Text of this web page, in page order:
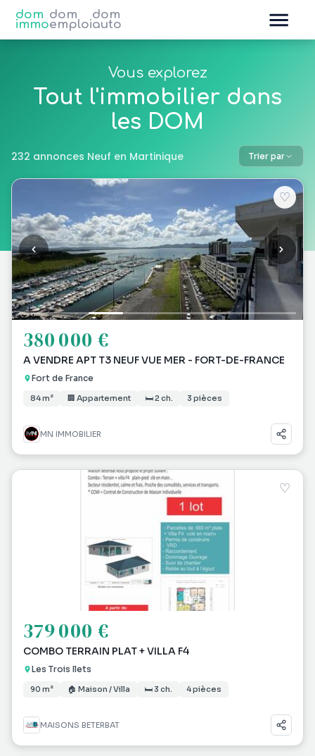
dom
immo
dom
emploi
dom
auto
Vous explorez
Tout l'immobilier dans
les DOM
232 annonces Neuf en Martinique Trier par
♡
380 000 €
A VENDRE APT T3 NEUF VUE MER - FORT-DE-FRANCE
Fort de France
84 m² 🏢 Appartement 🛏 2 ch. 3 pièces
MN IMMOBILIER
♡
379 000 €
COMBO TERRAIN PLAT + VILLA F4
Les Trois Ilets
90 m² 🏠 Maison / Villa 🛏 3 ch. 4 pièces
MAISONS BETERBAT